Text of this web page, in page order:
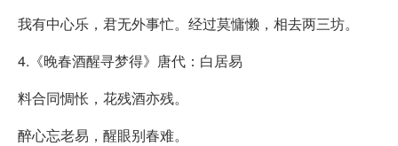
我有中心乐，君无外事忙。经过莫慵懒，相去两三坊。
4.《晚春酒醒寻梦得》唐代：白居易
料合同惆怅，花残酒亦残。
醉心忘老易，醒眼别春难。